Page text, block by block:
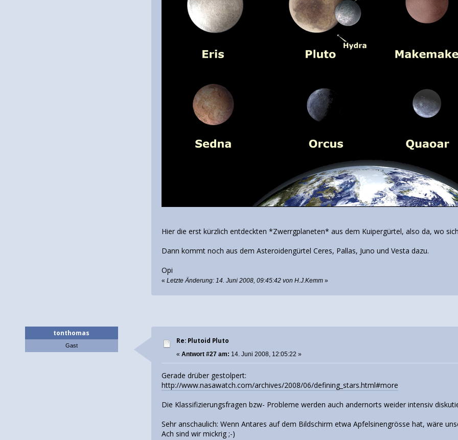
Hier die erst kürzlich entdeckten *Zwerrgplaneten* aus dem Kuipergürtel, also da, wo
Dann kommt noch aus dem Asteroidengürtel Ceres, Pallas, Juno und Vesta dazu.
Opi
«Letzte Änderung: 14. Juni 2008, 09:45:42 von H.J.Kemm »
tonthomas
Gast
Re: Plutoid Pluto
«Antwort #27 am: 14. Juni 2008, 12:05:22 »
Gerade drüber gestolpert:
http://www.nasawatch.com/archives/2008/06/defining_stars.html#more
Die Klassifizierungsfragen bzw- Probleme werden auch andernorts weider intensiv
Sehr anschaulich: Wenn Antares auf dem Bildschirm etwa Apfelsinengrösse hat, wäre
Ach sind wir mickrig ;-)